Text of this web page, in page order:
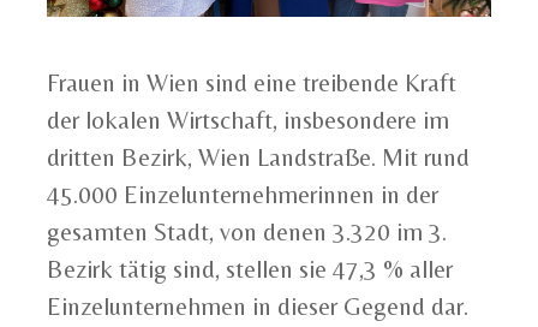
Frauen in Wien sind eine treibende Kraft
der lokalen Wirtschaft, insbesondere im
dritten Bezirk, Wien Landstraße. Mit rund
45.000 Einzelunternehmerinnen in der
gesamten Stadt, von denen 3.320 im 3.
Bezirk tätig sind, stellen sie 47,3 % aller
Einzelunternehmen in dieser Gegend dar.